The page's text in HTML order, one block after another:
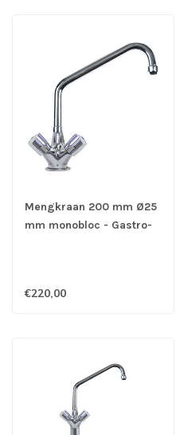
Mengkraan 200 mm Ø25
mm monobloc - Gastro-
€220,00